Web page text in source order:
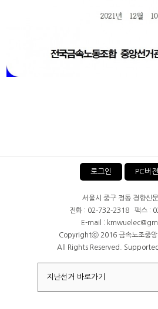
로그인 PC버
서울시 중구 정동 경향신
전화 : 02-732-2318 팩스 :
E-mail :
Copyrightⓒ 2016 금속노조중앙
All Rights Reserved.